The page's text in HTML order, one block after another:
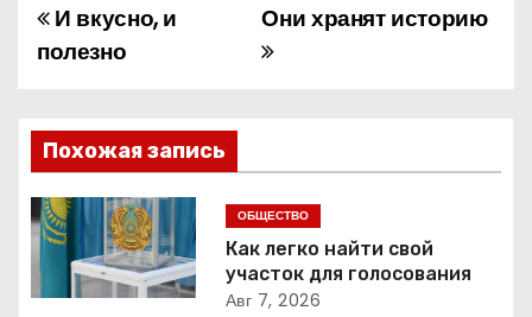
Н
в
и
г
а
Они хранят историю
И вкусно, и
полезно
Похожая запись
ОБЩЕСТВО
Как легко найти свой
участок для голосования
Авг 7, 2026